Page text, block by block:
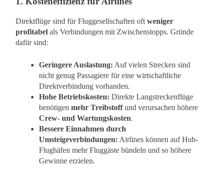
Direktflüge sind für Fluggesellschaften oft weniger
profitabel als Verbindungen mit Zwischenstopps. Gründe
dafür sind:
Geringere Auslastung: Auf vielen Strecken sind
nicht genug Passagiere für eine wirtschaftliche
Direktverbindung vorhanden.
Hohe Betriebskosten: Direkte Langstreckenflüge
benötigen mehr Treibstoffund verursachen höhere
Crew- und Wartungskosten.
Bessere Einnahmen durch
Umsteigeverbindungen: Airlines können auf Hub-
Flughäfen mehr Fluggäste bündeln und so höhere
Gewinne erzielen.